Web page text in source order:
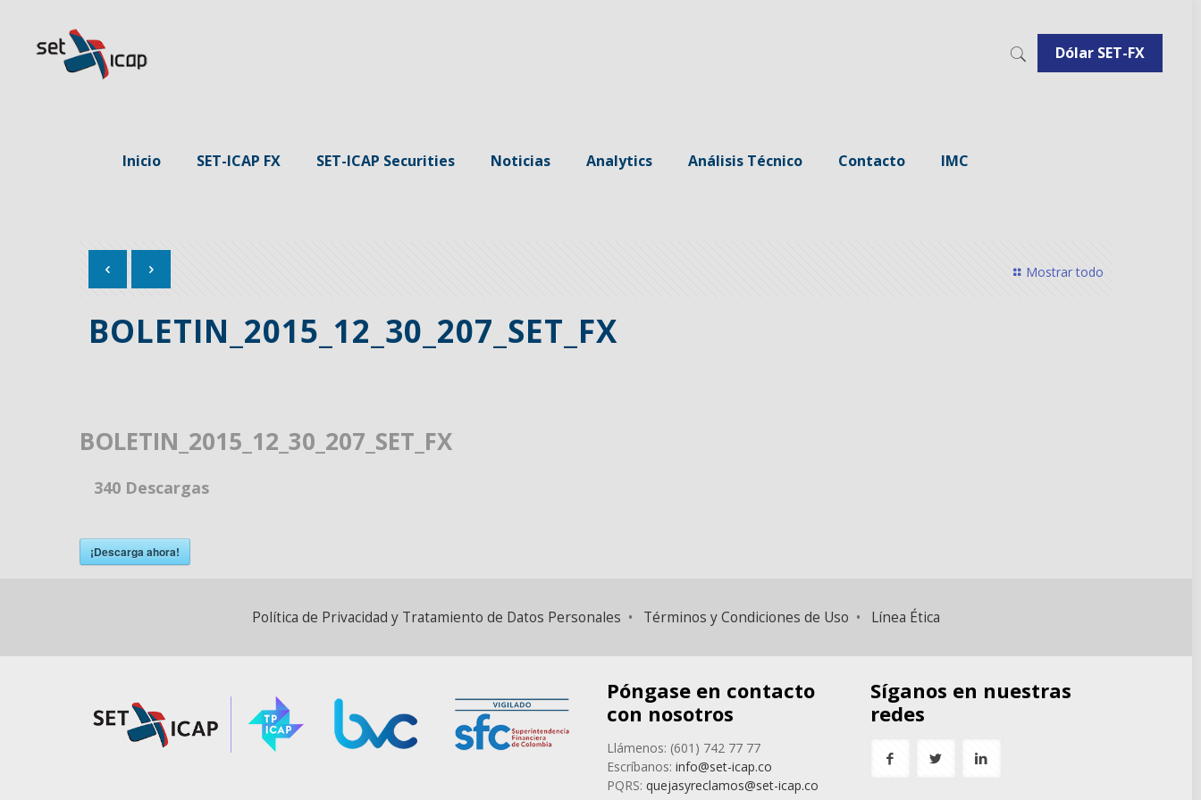
Inicio SET-ICAP FX SET-ICAP Securities Noticias Analytics Análisis Técnico Contacto IMC
Dólar SET-FX
Mostrar todo
BOLETIN_2015_12_30_207_SET_FX
BOLETIN_2015_12_30_207_SET_FX
340Descargas
¡Descarga ahora!
Política de Privacidad y Tratamiento de Datos Personales • Términos y Condiciones de Uso • Línea Ética
Póngase en contacto
con nosotros
Llámenos: (601) 742 77 77
Escríbanos: info@set-icap.co
PQRS: quejasyreclamos@set-icap.co
Síganos en nuestras
redes